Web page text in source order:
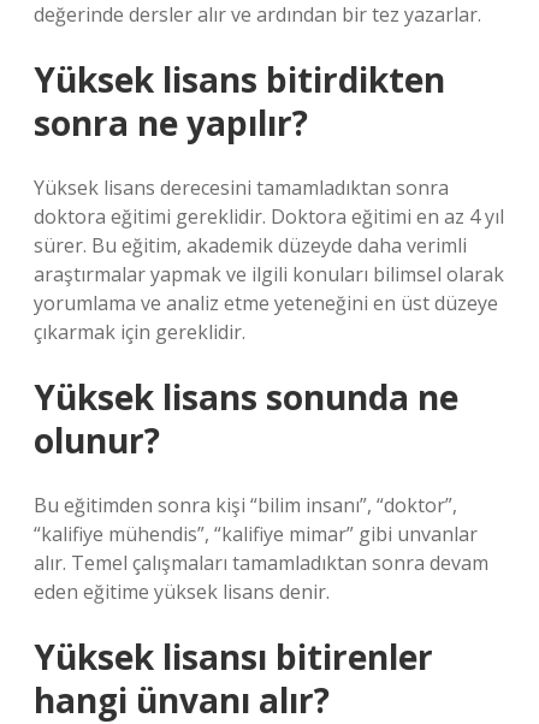
değerinde dersler alır ve ardından bir tez yazarlar.
Yüksek lisans bitirdikten
sonra ne yapılır?
Yüksek lisans derecesini tamamladıktan sonra
doktora eğitimi gereklidir. Doktora eğitimi en az 4 yıl
sürer. Bu eğitim, akademik düzeyde daha verimli
araştırmalar yapmak ve ilgili konuları bilimsel olarak
yorumlama ve analiz etme yeteneğini en üst düzeye
çıkarmak için gereklidir.
Yüksek lisans sonunda ne
olunur?
Bu eğitimden sonra kişi “bilim insanı”, “doktor”,
“kalifiye mühendis”, “kalifiye mimar” gibi unvanlar
alır. Temel çalışmaları tamamladıktan sonra devam
eden eğitime yüksek lisans denir.
Yüksek lisansı bitirenler
hangi ünvanı alır?